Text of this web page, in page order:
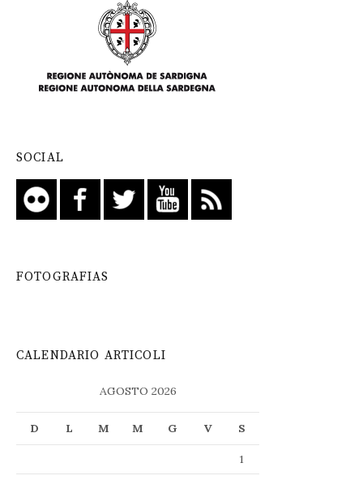
SOCIAL
FOTOGRAFIAS
CALENDARIO ARTICOLI
AGOSTO 2026
D L M M G V S
1